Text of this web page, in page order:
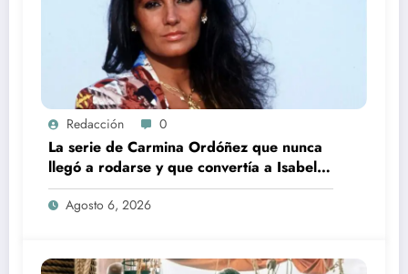
Redacción 0
La serie de Carmina Ordóñez que nunca
llegó a rodarse y que convertía a Isabel
Pantoja en la gran antagonista
Agosto 6, 2026